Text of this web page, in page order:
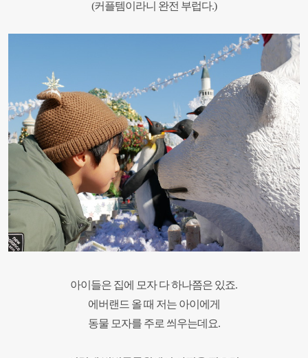
(커플템이라니 완전 부럽다.)
아이들은 집에 모자 다 하나쯤은 있죠.
에버랜드 올 때 저는 아이에게
동물 모자를 주로 씌우는데요.